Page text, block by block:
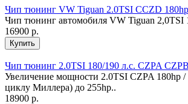
Чип тюнинг VW Tiguan 2.0TSI CCZD 180hp
Чип тюнинг автомобиля VW Tiguan 2,0TSI
16900 р.
Чип тюнинг 2.0TSI 180/190 л.с. CZPA CZPB
Увеличение мощности 2.0ТSI CZPA 180hp
циклу Миллера) до 255hp..
18900 р.